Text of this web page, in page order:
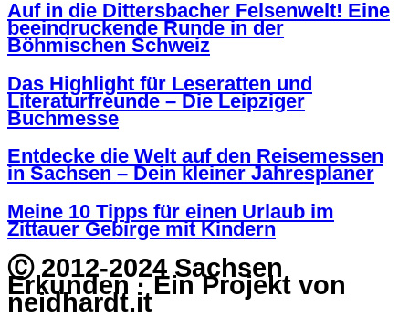
Auf in die Dittersbacher Felsenwelt! Eine
beeindruckende Runde in der
Böhmischen Schweiz
Das Highlight für Leseratten und
Literaturfreunde – Die Leipziger
Buchmesse
Entdecke die Welt auf den Reisemessen
in Sachsen – Dein kleiner Jahresplaner
Meine 10 Tipps für einen Urlaub im
Zittauer Gebirge mit Kindern
Ⓒ 2012-2024 Sachsen
Erkunden · Ein Projekt von
neidhardt.it